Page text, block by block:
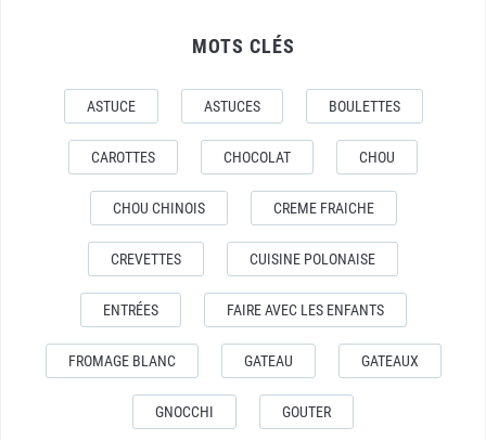
MOTS CLÉS
ASTUCE ASTUCES BOULETTES
CAROTTES CHOCOLAT CHOU
CHOU CHINOIS CREME FRAICHE
CREVETTES CUISINE POLONAISE
ENTRÉES FAIRE AVEC LES ENFANTS
FROMAGE BLANC GATEAU GATEAUX
GNOCCHI GOUTER